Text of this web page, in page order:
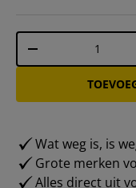
Aantal
-
Wat weg is, is
Grote merken
Alles direct uit